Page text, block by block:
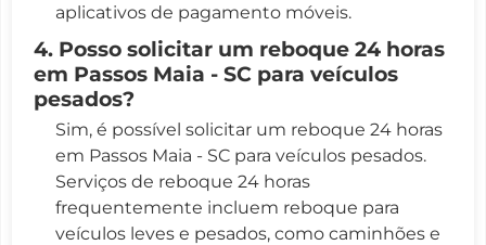
aplicativos de pagamento móveis.
4. Posso solicitar um reboque 24 horas
em Passos Maia - SC para veículos
pesados?
Sim, é possível solicitar um reboque 24 horas
em Passos Maia - SC para veículos pesados.
Serviços de reboque 24 horas
frequentemente incluem reboque para
veículos leves e pesados, como caminhões e